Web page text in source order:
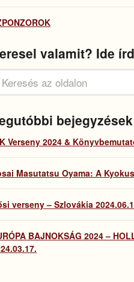
valamit? Ide
bejegyzések
Verseny 2024 &
Masutatsu Oyama: A
verseny – Szlovákia
BAJNOKSÁG 2024 –